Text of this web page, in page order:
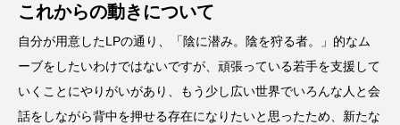
これからの動きについて
自分が用意したLPの通り、「陰に潜み。陰を狩る者。」的なム
ーブをしたいわけではないですが、頑張っている若手を支援して
いくことにやりがいがあり、もう少し広い世界でいろんな人と会
話をしながら背中を押せる存在になりたいと思ったため、新たな